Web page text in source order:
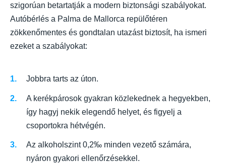
szigorúan betartatják a modern biztonsági szabályokat.
Autóbérlés a Palma de Mallorca repülőtéren
zökkenőmentes és gondtalan utazást biztosít, ha ismeri
ezeket a szabályokat:
Jobbra tarts az úton.
A kerékpárosok gyakran közlekednek a hegyekben,
így hagyj nekik elegendő helyet, és figyelj a
csoportokra hétvégén.
Az alkoholszint 0,2‰ minden vezető számára,
nyáron gyakori ellenőrzésekkel.